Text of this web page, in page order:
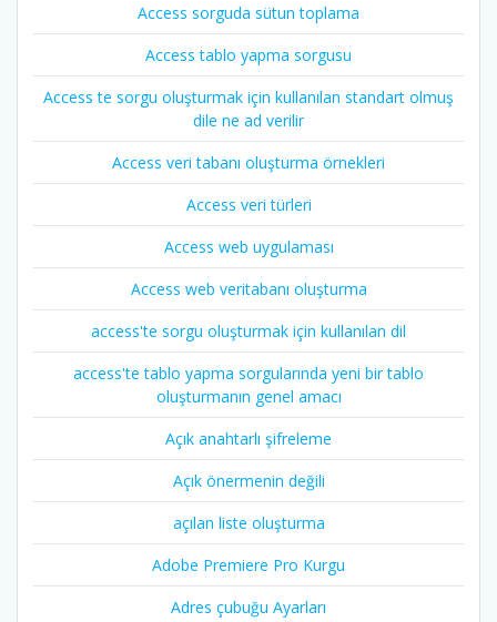
Access sorguda sütun toplama
Access tablo yapma sorgusu
Access te sorgu oluşturmak için kullanılan standart olmuş
dile ne ad verilir
Access veri tabanı oluşturma örnekleri
Access veri türleri
Access web uygulaması
Access web veritabanı oluşturma
access'te sorgu oluşturmak için kullanılan dil
access'te tablo yapma sorgularında yeni bir tablo
oluşturmanın genel amacı
Açık anahtarlı şifreleme
Açık önermenin değili
açılan liste oluşturma
Adobe Premiere Pro Kurgu
Adres çubuğu Ayarları